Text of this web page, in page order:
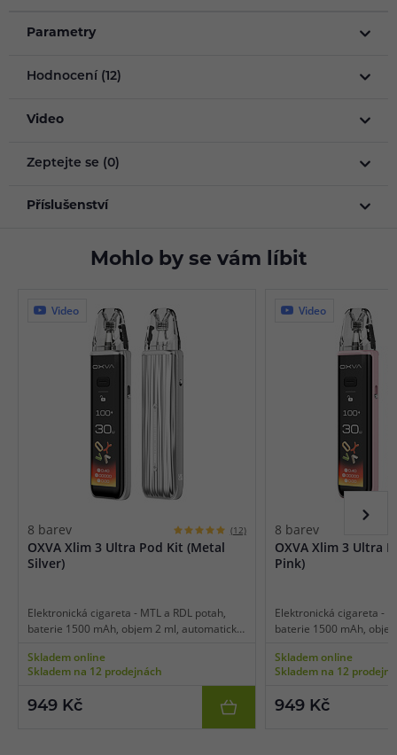
Parametry
Hodnocení (12)
Video
Zeptejte se (0)
Příslušenství
Mohlo by se vám líbit
Video
8 barev (12)
OXVA Xlim 3 Ultra Pod Kit (Metal
Silver)
Elektronická cigareta - MTL a RDL potah,
baterie 1500 mAh, objem 2 ml, automatické
Super Pulse System, dotykový 2,2" HD
displej, dobíjení USB-C, regulace air-flow,
podpora rychlého nabíjení, kompatibilní se
Skladem online
Skladem na 12 prodejnách
949 Kč
Video
8 barev
OXVA Xlim 3 Ultra
Pink)
Elektronická cigareta -
baterie 1500 mAh,
Super Pulse System,
displej, dobíjení USB-C,
podpora rychlého
Skladem online
Skladem na 12
949 Kč